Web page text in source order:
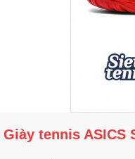
Giày tennis ASICS